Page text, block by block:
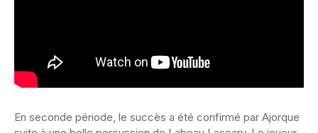
En seconde période, le succès a été confirmé par Ajorque